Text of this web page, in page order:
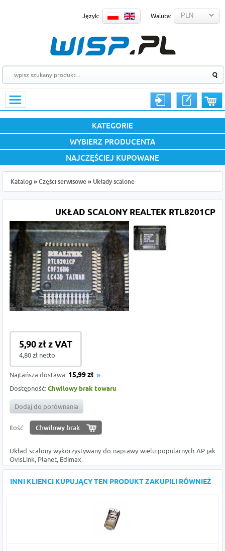
Język: Waluta:
KATEGORIE
WYBIERZ PRODUCENTA
NAJCZĘŚCIEJ KUPOWANE
Katalog » Części serwisowe » Układy scalone
UKŁAD SCALONY REALTEK RTL8201CP
5,90 zł z VAT
4,80 zł netto
Najtańsza dostawa: 15,99 zł
Dostępność:Chwilowy brak towaru
Dodaj do porównania
Ilość:
Układ scalony wykorzystywany do naprawy wielu popularnych AP jak
OvisLink, Planet, Edimax.
INNI KLIENCI KUPUJĄCY TEN PRODUKT ZAKUPILI RÓWNIEŻ